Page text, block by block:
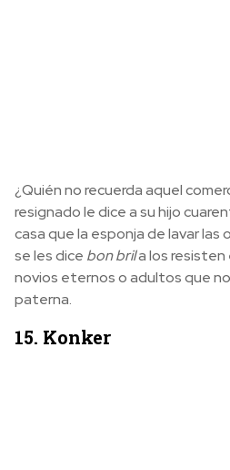
¿Quién no recuerda aquel
resignado le dice a su hijo
casa que la esponja de lavar
se les dice bon brila los resisten
novios eternos o adultos que
paterna.
15. Konker